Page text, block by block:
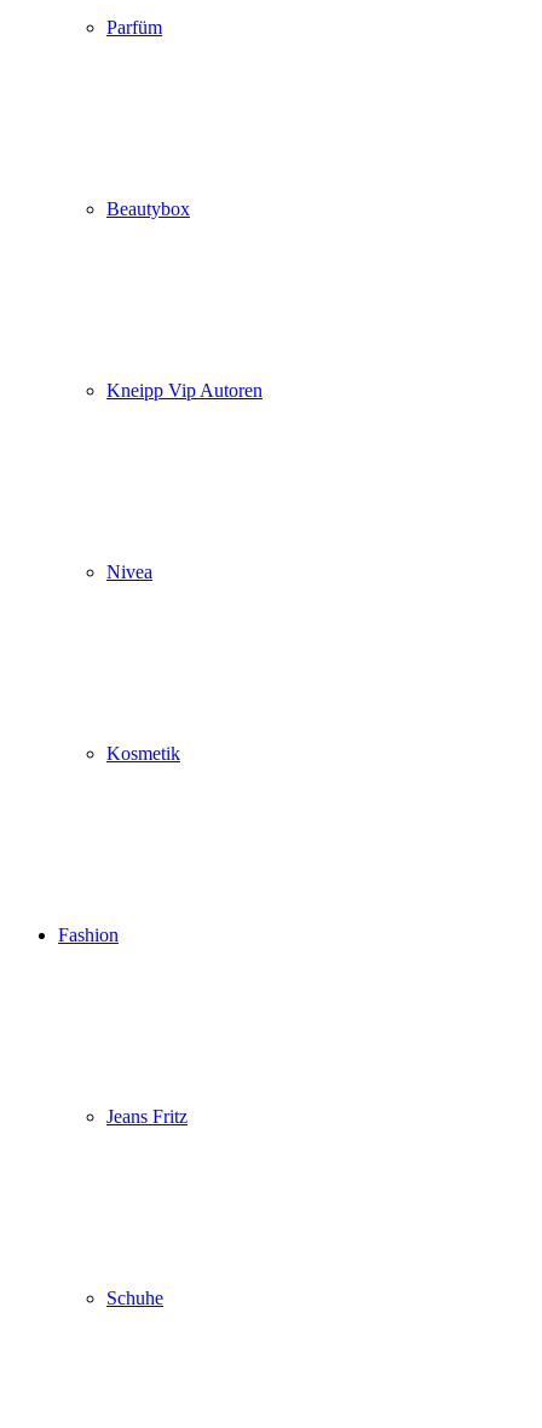
Parfüm
Beautybox
Kneipp Vip Autoren
Nivea
Kosmetik
Fashion
Jeans Fritz
Schuhe